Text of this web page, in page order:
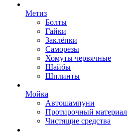
Метиз
Болты
Гайки
Заклёпки
Саморезы
Хомуты червячные
Шайбы
Шплинты
Мойка
Автошампуни
Протирочный материал
Чистящие средства